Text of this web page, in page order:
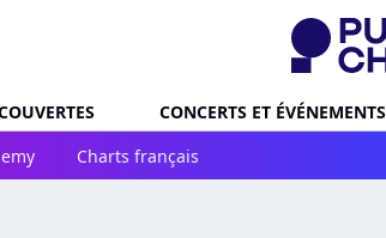
CONCERTS ET ÉVÉNEMENTS
Charts français